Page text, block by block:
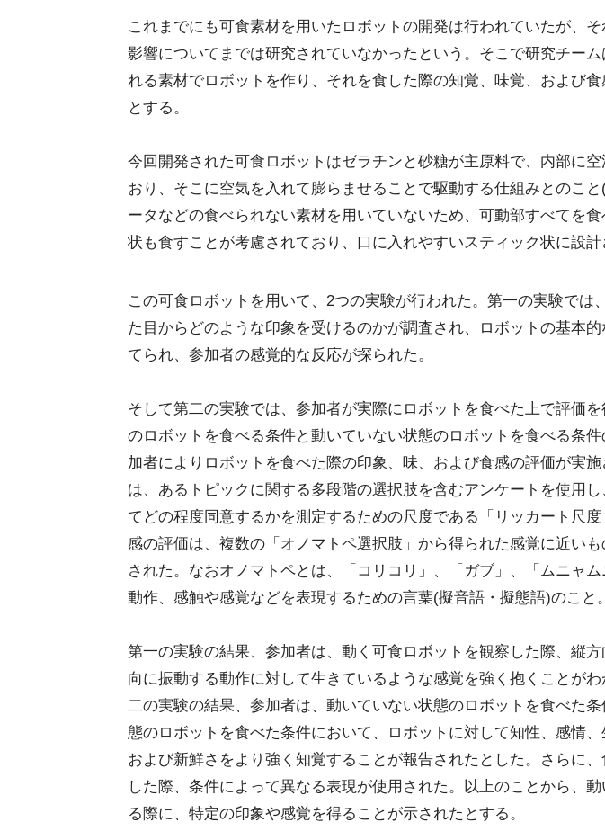
これまでにも可食素材を用いたロボットの開発は行われていたが、
影響についてまでは研究されていなかったという。そこで研究チー
れる素材でロボットを作り、それを食した際の知覚、味覚、および
とする。
今回開発された可食ロボットはゼラチンと砂糖が主原料で、内部に
おり、そこに空気を入れて膨らませることで駆動する仕組みとのこ
ータなどの食べられない素材を用いていないため、可動部すべてを
状も食すことが考慮されており、口に入れやすいスティック状に設計
この可食ロボットを用いて、2つの実験が行われた。第一の実験では
た目からどのような印象を受けるのかが調査され、ロボットの基本
てられ、参加者の感覚的な反応が探られた。
そして第二の実験では、参加者が実際にロボットを食べた上で評価
のロボットを食べる条件と動いていない状態のロボットを食べる条
加者によりロボットを食べた際の印象、味、および食感の評価が実
は、あるトピックに関する多段階の選択肢を含むアンケートを使用
てどの程度同意するかを測定するための尺度である「リッカート尺
感の評価は、複数の「オノマトペ選択肢」から得られた感覚に近い
された。なおオノマトペとは、「コリコリ」、「ガブ」、「ムニャ
動作、感触や感覚などを表現するための言葉(擬音語・擬態語)のこと。
第一の実験の結果、参加者は、動く可食ロボットを観察した際、縦
向に振動する動作に対して生きているような感覚を強く抱くことが
二の実験の結果、参加者は、動いていない状態のロボットを食べた
態のロボットを食べた条件において、ロボットに対して知性、感情、
および新鮮さをより強く知覚することが報告されたとした。さらに
した際、条件によって異なる表現が使用された。以上のことから、
る際に、特定の印象や感覚を得ることが示されたとする。